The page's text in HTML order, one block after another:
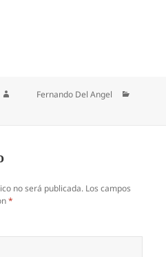
Fernando Del Angel
no será publicada. Los campos
*